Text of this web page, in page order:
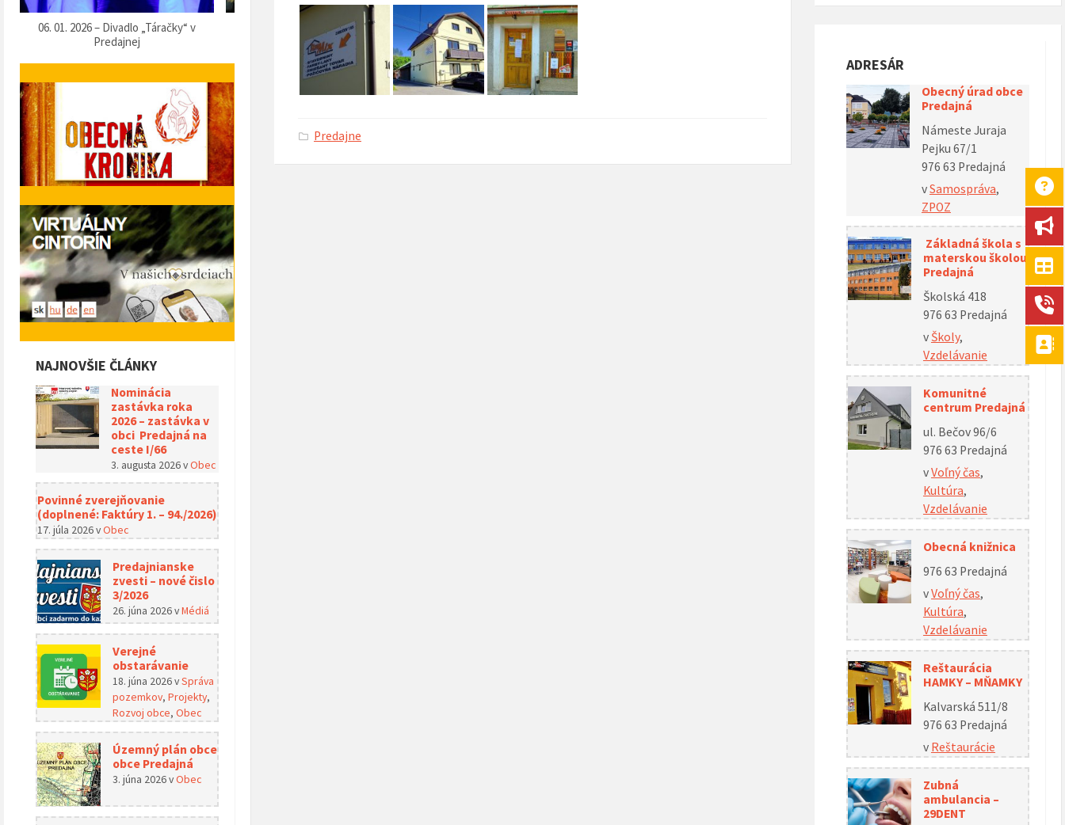
Predajne
07. 12. 2025 – Vítanie Mikuláša 05. 12. 2025 – Predvianočný hlas organu
02. 12. 2025 – Posedenie seniorov pri
kapustnici
NAJNOVŠIE ČLÁNKY
Nominácia
zastávka roka
2026 – zastávka v
obci Predajná na
ceste I/66
3. augusta 2026vObec
Povinné zverejňovanie
(doplnené: Faktúry 1. – 94./2026)
17. júla 2026vObec
Predajnianske
zvesti – nové čislo
3/2026
26. júna 2026vMédiá
Verejné
obstarávanie
18. júna 2026vSpráva
pozemkov, Projekty,
Rozvoj obce, Obec
Územný plán obce
obce Predajná
3. júna 2026vObec
ADRESÁR
Obecný úrad obce
Predajná
Námeste Juraja
Pejku 67/1
976 63 Predajná
vSamospráva,
ZPOZ
Základná škola s
materskou školou
Predajná
Školská 418
976 63 Predajná
v Školy,
Vzdelávanie
Komunitné
centrum Predajná
ul. Bečov 96/6
976 63 Predajná
vVoľný čas,
Kultúra,
Vzdelávanie
Obecná knižnica
976 63 Predajná
vVoľný čas,
Kultúra,
Vzdelávanie
Reštaurácia
HAMKY – MŇAMKY
Kalvarská 511/8
976 63 Predajná
v Reštaurácie
Zubná
ambulancia –
29DENT